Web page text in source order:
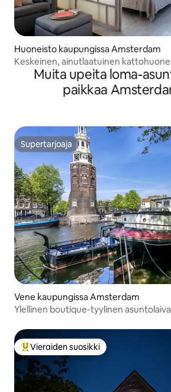
Huoneisto kaupungissa Amsterdam
Keskeinen, ainutlaatuinen
Muita upeita loma-
paikkaa
Supertarjoaja
Supertarjoaja
Vene kaupungissa Amsterdam
Ylellinen boutique-tyylinen
Vieraiden suosikkien parhaimmistoa
Vieraiden suosikki